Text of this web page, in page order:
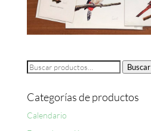
Buscar
Buscar
Categorías de productos
Calendario